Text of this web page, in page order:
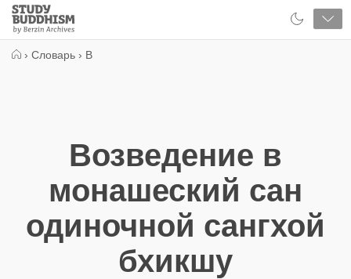
Close
Study
Buddhism
› Словарь › В
Возведение в
монашеский сан
одиночной сангхой
бхикшу